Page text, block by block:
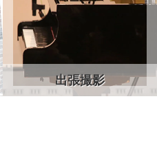
出張撮影